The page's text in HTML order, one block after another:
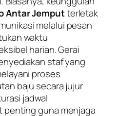
Antar Jemputterletak
melalui pesan
waktu
harian. Gerai
staf yang
proses
baju secara jujur
jadwal
penting guna menjaga